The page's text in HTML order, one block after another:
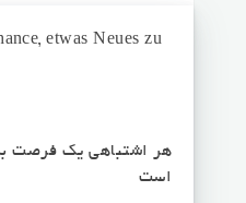
etwas Neues zu
هر اشتباهی یک فرصت
است